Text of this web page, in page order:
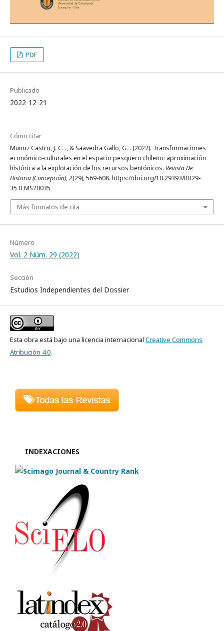
PDF
Publicado
2022-12-21
Cómo citar
Muñoz Castro, J. C. ., & Saavedra Gallo, G. . (2022). Transformaciones
económico-culturales en el espacio pesquero chileno: aproximación
histórica a la explotación de los recursos bentónicos. Revista De
Historia (Concepción),2(29), 569-608. https://doi.org/10.29393/RH29-
35TEMS20035
Más formatos de cita
Número
Vol. 2 Núm. 29 (2022)
Sección
Estudios Independientes del Dossier
Esta obra está bajo una licencia internacional Creative Commons
Atribución 4.0.
INDEXACIONES